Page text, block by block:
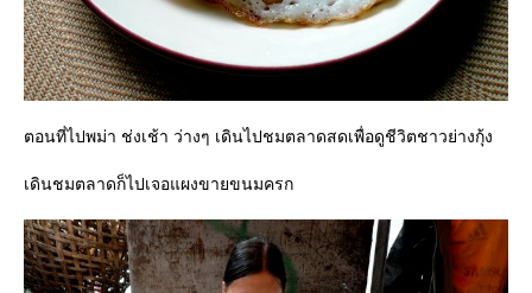
ตอนที่ไปพม่า ช่งเช้า ว่างๆ เดินไปชมตลาดสดเพื่อดูชีวิตชาวย่างกุ้ง
เดินชมตลาดก็ไปเจอแผงขายขนมครก